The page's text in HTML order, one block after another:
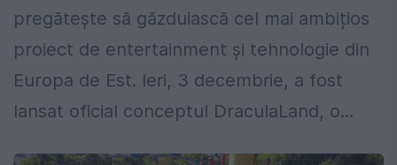
pregătește să găzduiască cel mai ambițios
proiect de entertainment și tehnologie din
Europa de Est. Ieri, 3 decembrie, a fost
lansat oficial conceptul DraculaLand, o...